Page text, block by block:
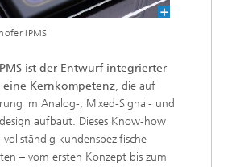
IPMS
ist der Entwurf integrierter
eine Kernkompetenz, die auf
im Analog-, Mixed-Signal- und
aufbaut. Dieses Know-how
kundenspezifische
– vom ersten Konzept bis zum